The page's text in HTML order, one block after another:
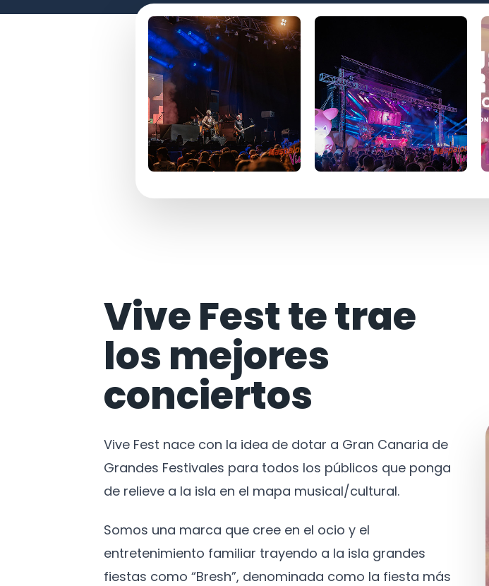
Vive Fest te trae
los mejores
conciertos
Vive Fest nace con la idea de dotar a Gran Canaria de
Grandes Festivales para todos los públicos que ponga
de relieve a la isla en el mapa musical/cultural.
Somos una marca que cree en el ocio y el
entretenimiento familiar trayendo a la isla grandes
fiestas como “Bresh”, denominada como la fiesta más